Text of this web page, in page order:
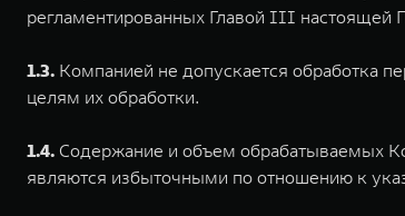
регламентированных Главой III настоящей
1.3. Компанией не допускается обработка
целям их обработки.
1.4. Содержание и объем обрабатываемых
являются избыточными по отношению к